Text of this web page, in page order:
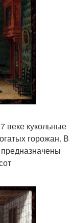
веке кукольные
горожан. В